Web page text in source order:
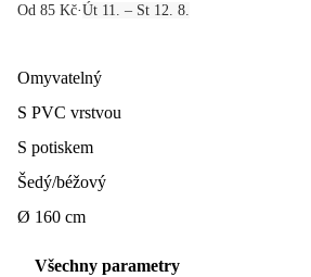
Od 85 Kč·Út 11. – St 12. 8.
Omyvatelný
S PVC vrstvou
S potiskem
Šedý/béžový
Ø 160 cm
Všechny parametry